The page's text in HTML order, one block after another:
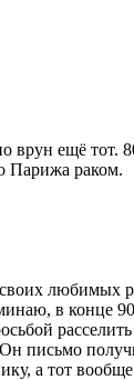
врун ещё тот.
Парижа раком.
любимых
в конце
письмо
а тот вообще